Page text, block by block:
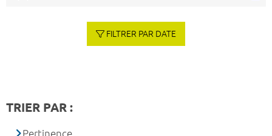
FILTRER PAR DATE
TRIER PAR :
Pertinence